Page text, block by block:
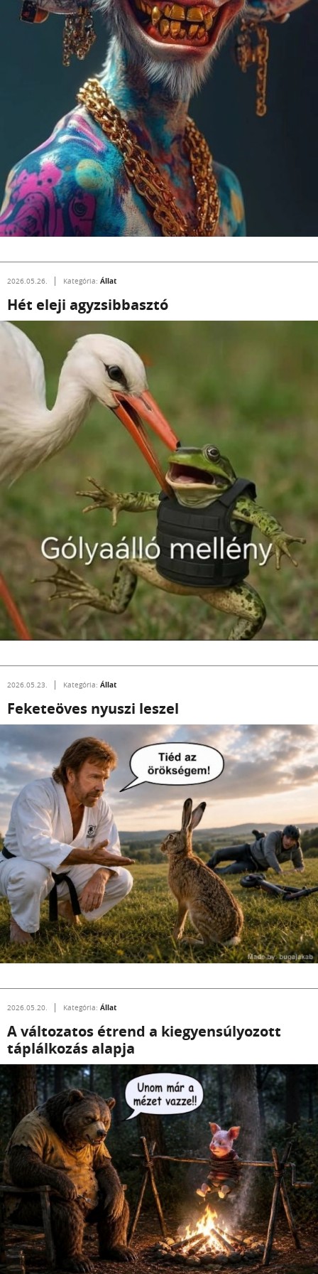
2026.05.26. Kategória: Állat
Hét eleji agyzsibbasztó
2026.05.23. Kategória: Állat
Feketeöves nyuszi leszel
2026.05.20. Kategória: Állat
A változatos étrend a kiegyensúlyozott
táplálkozás alapja